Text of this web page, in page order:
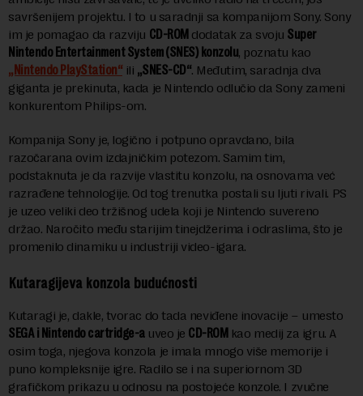
savršenijem projektu. I to u saradnji sa kompanijom Sony. Sony
im je pomagao da razviju CD-ROM dodatak za svoju Super
Nintendo Entertainment System (SNES) konzolu, poznatu kao
„Nintendo PlayStation“ ili „SNES-CD“. Međutim, saradnja dva
giganta je prekinuta, kada je Nintendo odlučio da Sony zameni
konkurentom Philips-om.
Kompanija Sony je, logično i potpuno opravdano, bila
razočarana ovim izdajničkim potezom. Samim tim,
podstaknuta je da razvije vlastitu konzolu, na osnovama već
razrađene tehnologije. Od tog trenutka postali su ljuti rivali. PS
je uzeo veliki deo tržišnog udela koji je Nintendo suvereno
držao. Naročito među starijim tinejdžerima i odraslima, što je
promenilo dinamiku u industriji video-igara.
Kutaragijeva konzola budućnosti
Kutaragi je, dakle, tvorac do tada neviđene inovacije – umesto
SEGA i Nintendo cartridge-auveo je CD-ROM kao medij za igru. A
osim toga, njegova konzola je imala mnogo više memorije i
puno kompleksnije igre. Radilo se i na superiornom 3D
grafičkom prikazu u odnosu na postojeće konzole. I zvučne